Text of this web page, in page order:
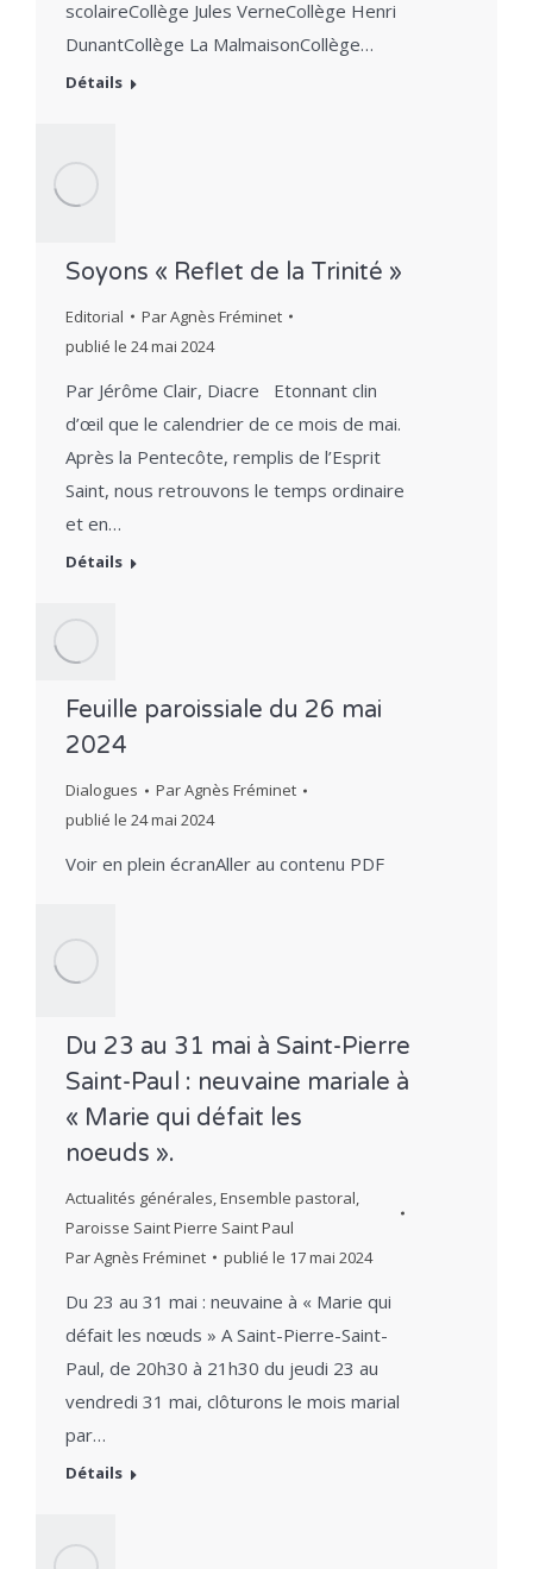
scolaireCollège Jules VerneCollège Henri
DunantCollège La MalmaisonCollège…
Détails
Soyons « Reflet de la Trinité »
Editorial ParAgnès Fréminet
publié le 24 mai 2024
Par Jérôme Clair, Diacre Etonnant clin
d’œil que le calendrier de ce mois de mai.
Après la Pentecôte, remplis de l’Esprit
Saint, nous retrouvons le temps ordinaire
et en…
Détails
Feuille paroissiale du 26 mai
2024
Dialogues ParAgnès Fréminet
publié le 24 mai 2024
Voir en plein écranAller au contenu PDF
Du 23 au 31 mai à Saint-Pierre
Saint-Paul : neuvaine mariale à
« Marie qui défait les
noeuds ».
Actualités générales,Ensemble pastoral,
Paroisse Saint Pierre Saint Paul
ParAgnès Fréminet publié le 17 mai 2024
Du 23 au 31 mai : neuvaine à « Marie qui
défait les nœuds » A Saint-Pierre-Saint-
Paul, de 20h30 à 21h30 du jeudi 23 au
vendredi 31 mai, clôturons le mois marial
par…
Détails